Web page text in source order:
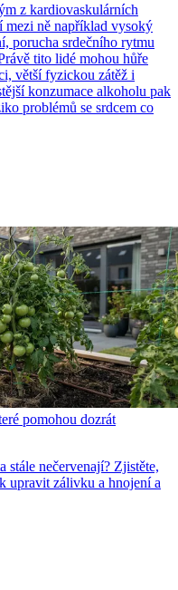
z kardiovaskulárních
mezi ně například vysoký
porucha srdečního rytmu
tito lidé mohou hůře
větší fyzickou zátěž i
konzumace alkoholu pak
problémů se srdcem co
pomohou dozrát
stále nečervenají? Zjistěte,
upravit zálivku a hnojení a